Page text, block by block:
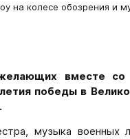
вместе
победы в
музыка военных